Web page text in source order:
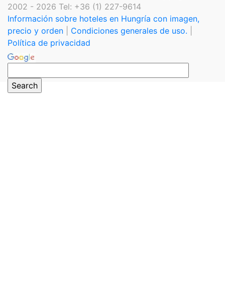
2002 - 2026 Tel: +36 (1) 227-9614
Información sobre hoteles en Hungría con imagen,
precio y orden
Condiciones generales de uso.
Política de privacidad